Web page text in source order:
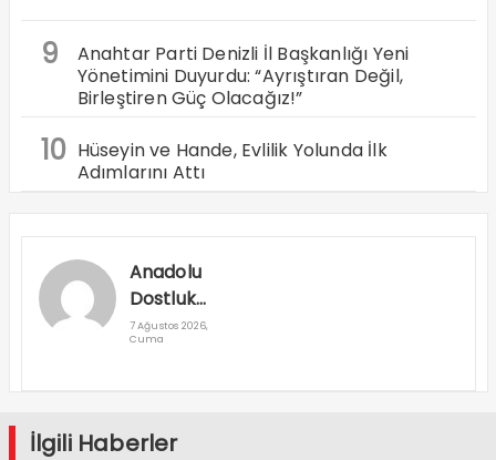
9
Anahtar Parti Denizli İl Başkanlığı Yeni
Yönetimini Duyurdu: “Ayrıştıran Değil,
Birleştiren Güç Olacağız!”
10 Hüseyin ve Hande, Evlilik Yolunda İlk
Adımlarını Attı
Anadolu
Dostluk
Rallisi
7 Ağustos 2026,
Cuma
İlgili Haberler